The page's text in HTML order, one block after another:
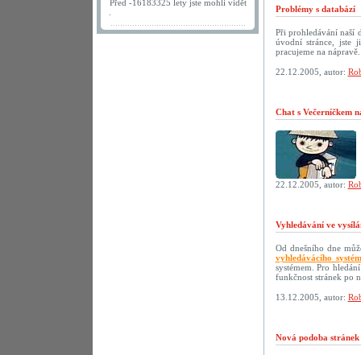
Před -16183325 lety jste mohli vidět
Problémy s databází
Při prohledávání naší
úvodní stránce, jste
pracujeme na
22.12.2005, autor:
Chat s Večerníčkem
22.12.2005, autor:
Vyhledávání ve
Od dnešního dne
vyhledávácího
systémem. Pro
funkčnost stránek po
13.12.2005, autor:
Nová podoba